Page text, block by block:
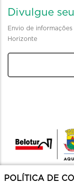
Divulgue
Envio de
Horizonte
POLÍTICA DE